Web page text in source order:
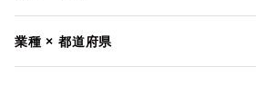
業種 × 都道府県